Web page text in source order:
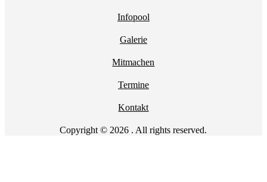
Infopool
Galerie
Mitmachen
Termine
Kontakt
Copyright © 2026 . All rights reserved.